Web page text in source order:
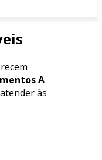
A
às